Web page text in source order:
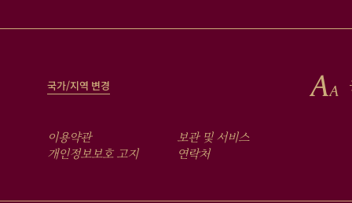
국가/지역 변경
FOOTER
MENU
이용약관
개인정보보호 고지 보관 및 서비스
연락처